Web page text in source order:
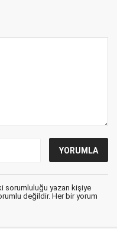
sorumluluğu yazan kişiye
değildir. Her bir yorum